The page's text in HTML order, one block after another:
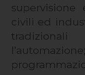
civili ed